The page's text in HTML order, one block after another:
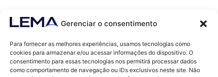
Gerenciar o consentimento
Para fornecer as melhores experiências, usamos tecnologias como
cookies para armazenar e/ou acessar informações do dispositivo. O
consentimento para essas tecnologias nos permitirá processar dados
como comportamento de navegação ou IDs exclusivos neste site. Não
Contatos